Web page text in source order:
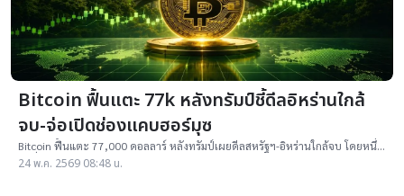
Bitcoin ฟื้นแตะ 77k หลังทรัมป์ชี้ดีลอิหร่านใกล้
จบ-จ่อเปิดช่องแคบฮอร์มุซ
Bitcoin ฟื้นแตะ 77,000 ดอลลาร์ หลังทรัมป์เผยดีลสหรัฐฯ-อิหร่านใกล้จบ โดยหนึ่ง
ในเงื่อนไขคือเปิดช่องแคบฮอร์มุซ
24 พ.ค. 2569 08:48 น.